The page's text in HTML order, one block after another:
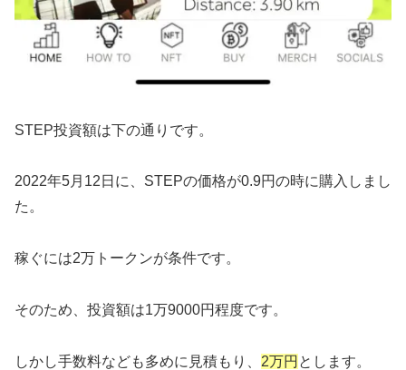
STEP投資額は下の通りです。
2022年5月12日に、STEPの価格が0.9円の時に購入しまし
た。
稼ぐには2万トークンが条件です。
そのため、投資額は1万9000円程度です。
しかし手数料なども多めに見積もり、 2万円 とします。